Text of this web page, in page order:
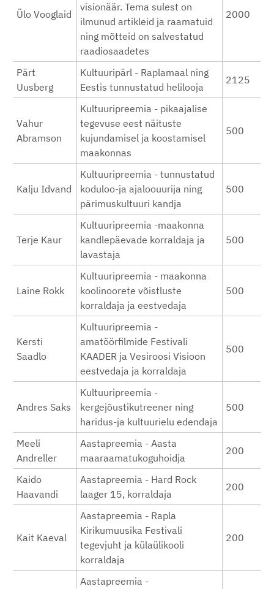
Ülo Vooglaid
visionäär. Tema sulest on
ilmunud artikleid ja raamatuid
ning mõtteid on salvestatud
raadiosaadetes
2000
Pärt
Uusberg
Kultuuripärl - Raplamaal ning
Eestis tunnustatud helilooja
2125
Vahur
Abramson
Kultuuripreemia - pikaajalise
tegevuse eest näituste
kujundamisel ja koostamisel
maakonnas
500
Kalju Idvand
Kultuuripreemia - tunnustatud
koduloo-ja ajaloouurija ning
pärimuskultuuri kandja
500
Terje Kaur
Kultuuripreemia -maakonna
kandlepäevade korraldaja ja
lavastaja
500
Laine Rokk
Kultuuripreemia - maakonna
koolinoorete võistluste
korraldaja ja eestvedaja
500
Kersti
Saadlo
Kultuuripreemia -
amatöörfilmide Festivali
KAADER ja Vesiroosi Visioon
eestvedaja ja korraldaja
500
Andres Saks
Kultuuripreemia -
kergejõustikutreener ning
haridus-ja kultuurielu edendaja
500
Meeli
Andreller
Aastapreemia - Aasta
maaraamatukoguhoidja
200
Kaido
Haavandi
Aastapreemia - Hard Rock
laager 15, korraldaja
200
Kait Kaeval
Aastapreemia - Rapla
Kirikumuusika Festivali
tegevjuht ja külaülikooli
korraldaja
200
Aastapreemia -